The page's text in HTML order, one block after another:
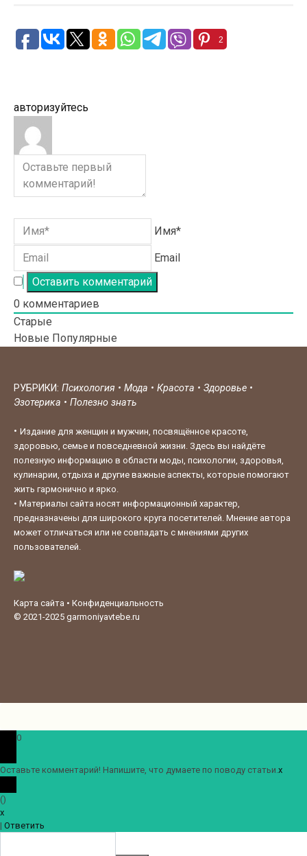
2
авторизуйтесь
Имя*
Email
0 комментариев
Старые
Новые Популярные
РУБРИКИ: Психология • Мода • Красота • Здоровье •
Эзотерика • Полезно знать
• Издание для женщин и мужчин, посвящённое красоте,
здоровью, семье и повседневной жизни. Здесь вы найдёте
полезную информацию в области моды, психологии, здоровья,
кулинарии, отдыха и другие важные аспекты, которые помогают
жить гармонично и ярко.
• Материалы сайта носят информационный характер,
предназначены для широкого круга посетителей. Мнение автора
может отличаться или не совпадать с мнениями других
пользователей.
Карта сайта • Конфиденциальность
© 2021-2025 garmoniyavtebe.ru
0
Оставьте комментарий! Напишите, что думаете по поводу статьи.x
()
x
| Ответить